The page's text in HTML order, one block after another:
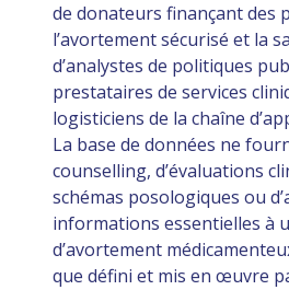
de donateurs finançant des
l’avortement sécurisé et la
d’analystes de politiques
prestataires de services
logisticiens de la chaîne
La base de données ne
counselling, d’évaluations
schémas posologiques ou
informations essentielles à
d’avortement
que défini et mis en œuvre